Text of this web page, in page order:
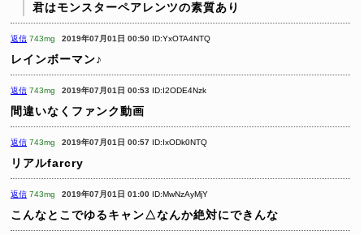
君はモンスターペアレンツの素質あり
返信 743mg 2019年07月01日 00:50 ID:YxOTA4NTQ
レインボーマン♪
返信 743mg 2019年07月01日 00:53 ID:I2ODE4Nzk
間違いなくファンク動画
返信 743mg 2019年07月01日 00:57 ID:IxODk0NTQ
リアルfarcry
返信 743mg 2019年07月01日 01:00 ID:MwNzAyMjY
こんなとこでゆるキャン△なんか絶対にできんな